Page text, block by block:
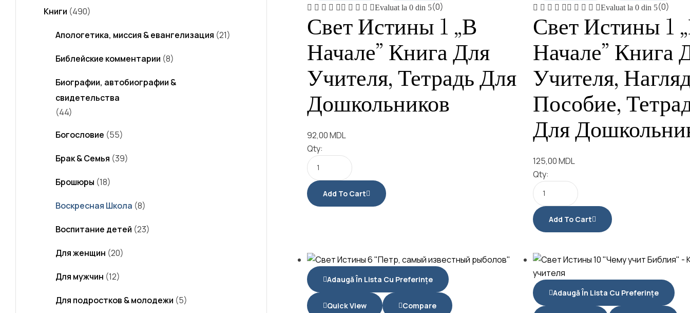
Evaluat la 0 din 5(0)
Свет Истины 1 „В
Начале” Книга Для
Учителя, Тетрадь Для
Дошкольников
92,00MDL
Qty:
Add To Cart
Evaluat la 0 din 5(0)
Свет Истины 1
Начале” Книга
Учителя,
Пособие,
Для
125,00MDL
Qty:
Add To Cart
Adaugă În Lista Cu Preferințe
Quick View Compare
Adaugă În Lista Cu Preferințe
Книги (490)
Апологетика, миссия & евангелизация (21)
Библейские комментарии (8)
Биографии, автобиографии &
свидетельства
(44)
Богословие (55)
Брак & Семья (39)
Брошюры (18)
Воскресная Школа (8)
Воспитание детей (23)
Для женщин (20)
Для мужчин (12)
Для подростков & молодежи (5)